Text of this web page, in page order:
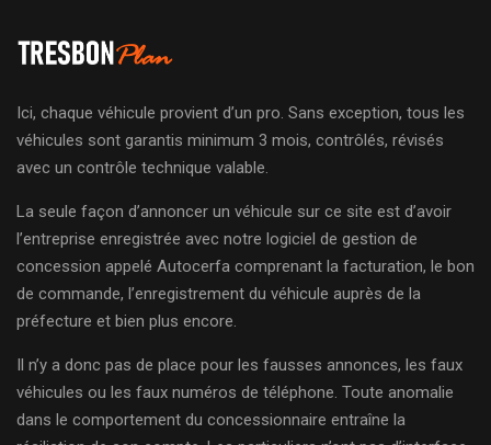
Ici, chaque véhicule provient d’un pro. Sans exception, tous les
véhicules sont garantis minimum 3 mois, contrôlés, révisés
avec un contrôle technique valable.
La seule façon d’annoncer un véhicule sur ce site est d’avoir
l’entreprise enregistrée avec notre logiciel de gestion de
concession appelé Autocerfa comprenant la facturation, le bon
de commande, l’enregistrement du véhicule auprès de la
préfecture et bien plus encore.
Il n’y a donc pas de place pour les fausses annonces, les faux
véhicules ou les faux numéros de téléphone. Toute anomalie
dans le comportement du concessionnaire entraîne la